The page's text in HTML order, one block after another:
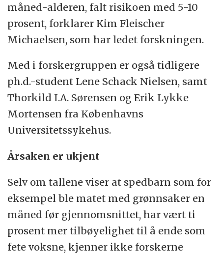
måned-alderen, falt risikoen med 5-10
prosent, forklarer Kim Fleischer
Michaelsen, som har ledet forskningen.
Med i forskergruppen er også tidligere
ph.d.-student Lene Schack Nielsen, samt
Thorkild I.A. Sørensen og Erik Lykke
Mortensen fra Københavns
Universitetssykehus.
Årsaken er ukjent
Selv om tallene viser at spedbarn som for
eksempel ble matet med grønnsaker en
måned før gjennomsnittet, har vært ti
prosent mer tilbøyelighet til å ende som
fete voksne, kjenner ikke forskerne